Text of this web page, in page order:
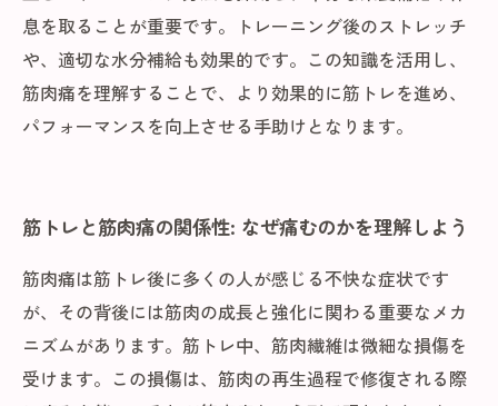
息を取ることが重要です。トレーニング後のストレッチ
や、適切な水分補給も効果的です。この知識を活用し、
筋肉痛を理解することで、より効果的に筋トレを進め、
パフォーマンスを向上させる手助けとなります。
筋トレと筋肉痛の関係性: なぜ痛むのかを理解しよう
筋肉痛は筋トレ後に多くの人が感じる不快な症状です
が、その背後には筋肉の成長と強化に関わる重要なメカ
ニズムがあります。筋トレ中、筋肉繊維は微細な損傷を
受けます。この損傷は、筋肉の再生過程で修復される際